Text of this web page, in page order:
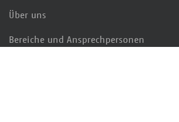
Über uns
Bereiche und Ansprechpersonen